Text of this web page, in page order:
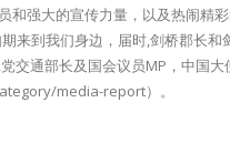
强大的宣传力量，以及热闹精
来到我们身边，届时,剑桥郡长
通部长及国会议员MP，中国
media-report）。